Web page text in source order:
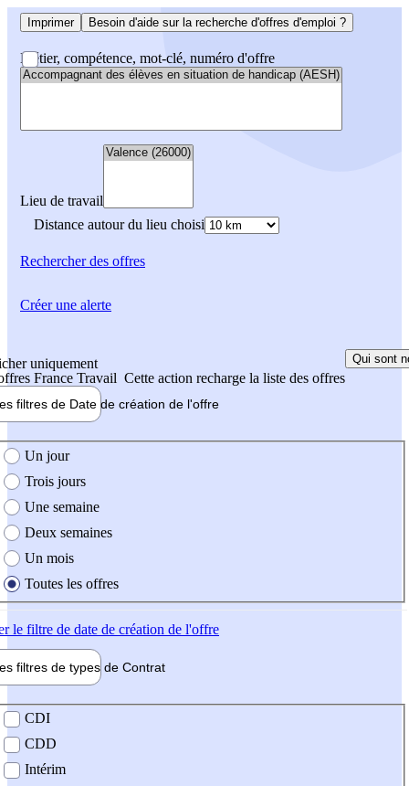
Imprimer Besoin d'aide sur la recherche d'offres d'emploi ?
Métier, compétence, mot-clé, numéro d'offre
Lieu de travail
Distance autour du lieu choisi
Rechercherdes offres
uniquement
France Travail Cette action recharge la liste des offres
Qui sont
filtres de Date de création de l'offre
création de l'offre
Un jour
Trois jours
Une semaine
Deux semaines
Un mois
Toutes les offres
le filtre de date de création de l'offre
filtres de types de Contrat
contrat
CDI
CDD
Intérim
Créer une alerte